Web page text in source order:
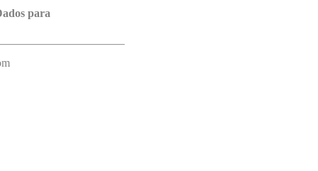
para